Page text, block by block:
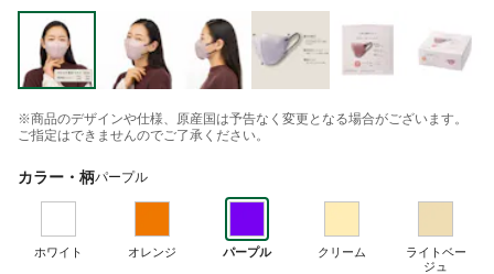
※商品のデザインや仕様、原産国は予告なく変更となる場合がございます。
ご指定はできませんのでご了承ください。
カラー・柄パープル
ホワイト オレンジ パープル クリーム
ライトベー
ジュ